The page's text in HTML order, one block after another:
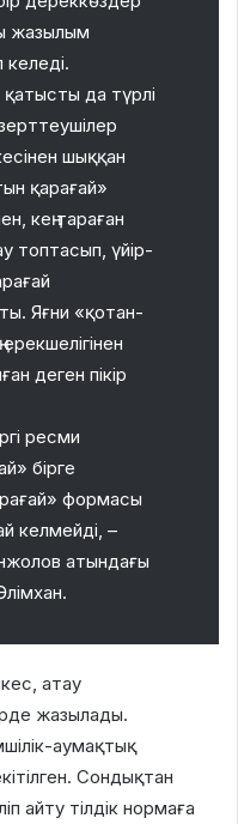
жазылым
қатысты да түрлі
шыққан
қарағай»
кең тараған
топтасып, үйір-
Яғни «қотан-
деген пікір
ресми
бірге
формасы
келмейді, –
атындағы
атау
жазылады.
аумақтық
Сондықтан
айту тілдік нормаға